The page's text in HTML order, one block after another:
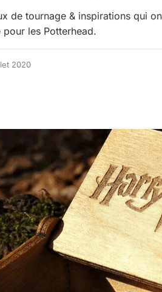
de tournage & inspirations qui
les Potterhead.
2020